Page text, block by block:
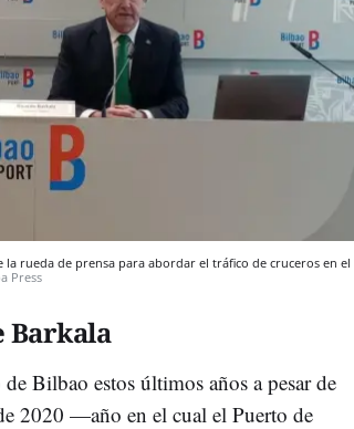
rueda de prensa para abordar el tráfico de cruceros en el
Press
Barkala
Bilbao estos últimos años a pesar de
2020 —año en el cual el Puerto de